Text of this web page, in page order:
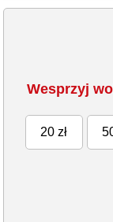
Wesprzyj
20 zł